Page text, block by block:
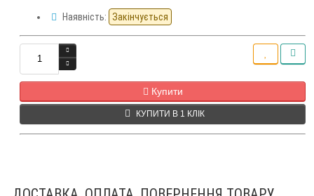
Наявність: Закінчується
Купити
КУПИТИ В 1 КЛІК